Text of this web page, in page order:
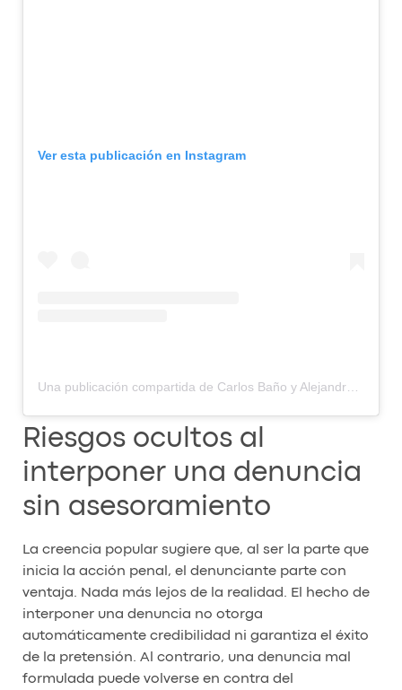
Ver esta publicación en Instagram
Riesgos ocultos al
interponer una denuncia
sin asesoramiento
La creencia popular sugiere que, al ser la parte que
inicia la acción penal, el denunciante parte con
ventaja. Nada más lejos de la realidad. El hecho de
interponer una denuncia no otorga
automáticamente credibilidad ni garantiza el éxito
de la pretensión. Al contrario, una denuncia mal
formulada puede volverse en contra del